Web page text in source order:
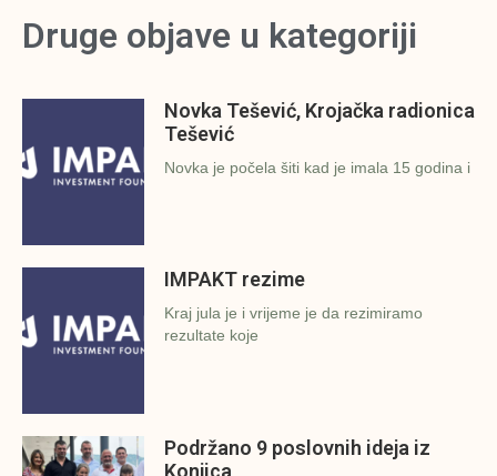
Druge objave u kategoriji
Novka Tešević, Krojačka radionica
Tešević
Novka je počela šiti kad je imala 15 godina i
IMPAKT rezime
Kraj jula je i vrijeme je da rezimiramo
rezultate koje
Podržano 9 poslovnih ideja iz
Konjica